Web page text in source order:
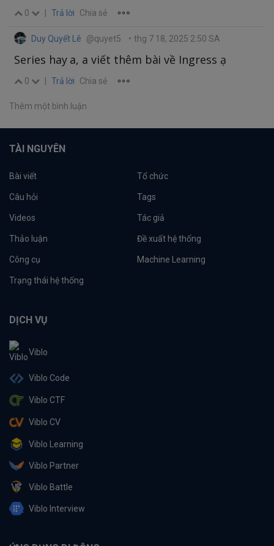
0 Trả lời Chia sẻ
Duy Quyết Lê @quyet5 • thg 7 18, 2025 2:50 SA
Series hay a, a viết thêm bài về Ingress ạ
0 Trả lời Chia sẻ
Thêm một bình luận
TÀI NGUYÊN
Bài viết Tổ chức
Câu hỏi Tags
Videos Tác giả
Thảo luận Đề xuất hệ thống
Công cụ Machine Learning
Trạng thái hệ thống
DỊCH VỤ
Viblo
Viblo Code
Viblo CTF
Viblo CV
Viblo Learning
Viblo Partner
Viblo Battle
Viblo Interview